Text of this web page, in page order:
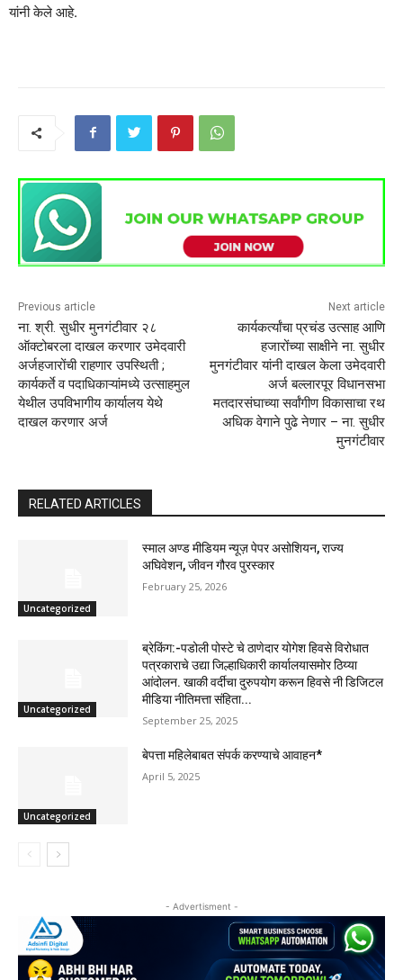
यांनी केले आहे.
Previous article
ना. श्री. सुधीर मुनगंटीवार २८
ऑक्टोबरला दाखल करणार उमेदवारी
अर्जहजारोंची राहणार उपस्थिती ;
कार्यकर्ते व पदाधिकाऱ्यांमध्ये उत्साहमुल
येथील उपविभागीय कार्यालय येथे
दाखल करणार अर्ज
Next article
कार्यकर्त्यांचा प्रचंड उत्साह आणि
हजारोंच्या साक्षीने ना. सुधीर
मुनगंटीवार यांनी दाखल केला उमेदवारी
अर्ज बल्लारपूर विधानसभा
मतदारसंघाच्या सर्वांगीण विकासाचा रथ
अधिक वेगाने पुढे नेणार – ना. सुधीर
मुनगंटीवार
RELATED ARTICLES
Uncategorized
स्माल अण्ड मीडियम न्यूज़ पेपर असोशियन, राज्य
अघिवेशन, जीवन गौरव पुरस्कार
February 25, 2026
Uncategorized
ब्रेकिंग:-पडोली पोस्टे चे ठाणेदार योगेश हिवसे विरोधात
पत्रकाराचे उद्या जिल्हाधिकारी कार्यालयासमोर ठिय्या
आंदोलन. खाकी वर्दीचा दुरुपयोग करून हिवसे नी डिजिटल
मीडिया नीतिमत्ता संहिता...
September 25, 2025
Uncategorized
बेपत्ता महिलेबाबत संपर्क करण्याचे आवाहन*
April 5, 2025
- Advertisment -